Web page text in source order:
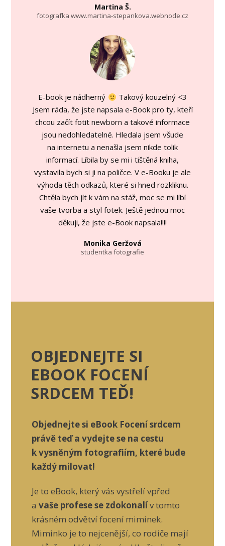
Martina Š.
fotografka www.martina-stepankova.webnode.cz
E-book je nádherný
Takový kouzelný <3
Jsem ráda, že jste napsala e-Book pro ty, kteří
chcou začít fotit newborn a takové informace
jsou nedohledatelné. Hledala jsem všude
na internetu a nenašla jsem nikde tolik
informací. Líbila by se mi i tištěná kniha,
vystavila bych si ji na poličce. V e-Booku je ale
výhoda těch odkazů, které si hned rozkliknu.
Chtěla bych jít k vám na stáž, moc se mi líbí
vaše tvorba a styl fotek. Ještě jednou moc
děkuji, že jste e-Book napsala!!!!
Monika Geržová
studentka fotografie
OBJEDNEJTE SI
EBOOK FOCENÍ
SRDCEM TEĎ!
Objednejte si eBook Focení srdcem
právě teď a vydejte se na cestu
k vysněným fotografiím, které bude
každý milovat!
Je to eBook, který vás vystřelí vpřed
a vaše profese se zdokonalív tomto
krásném odvětví focení miminek.
Miminko je to nejcenější, co rodiče mají